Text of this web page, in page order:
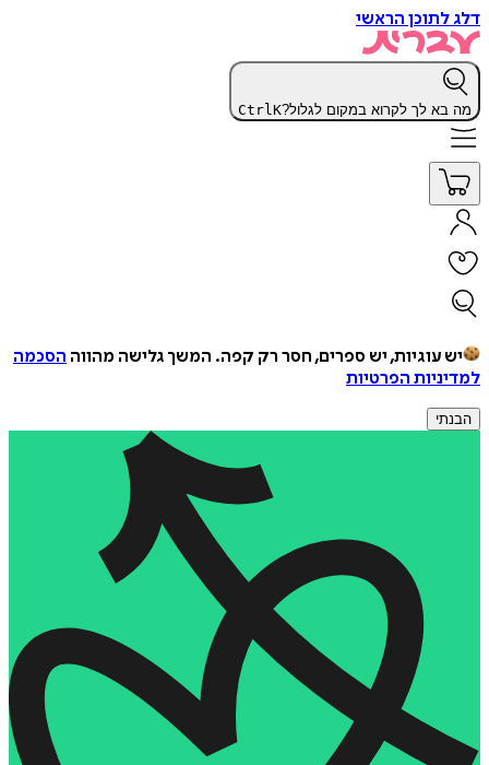
דלג לתוכן הראשי
מה בא לך לקרוא במקום לגלול? CtrlK
יש עוגיות, יש ספרים, חסר רק קפה. המשך גלישה מהווה הסכמה
למדיניות הפרטיות
הבנתי